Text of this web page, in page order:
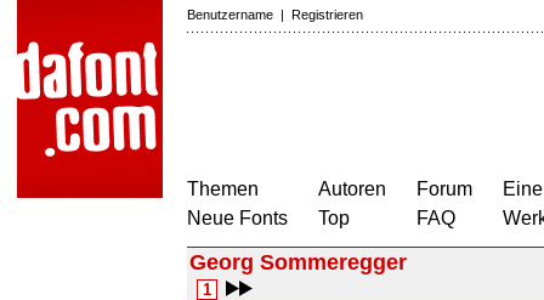
Benutzername | Registrieren
Themen
Neue Fonts
Autoren
Top
Forum
FAQ
Georg Sommeregger
1